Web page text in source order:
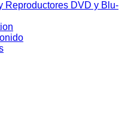
Reproductores DVD y Blu-